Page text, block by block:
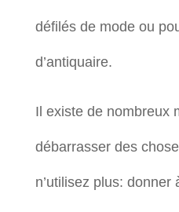
défilés de mode ou
d’antiquaire.
Il existe de nombreux
débarrasser des
n’utilisez plus: